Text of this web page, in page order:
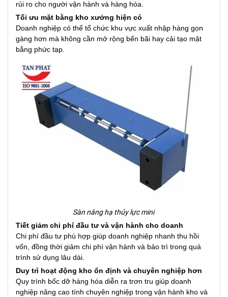
rủi ro cho người vận hành và hàng hóa.
Tối ưu mặt bằng kho xưởng hiện có
Doanh nghiệp có thể tổ chức khu vực xuất nhập hàng gọn
gàng hơn mà không cần mở rộng bến bãi hay cải tạo mặt
bằng phức tạp.
Sàn nâng hạ thủy lực mini
Tiết giảm chi phí đầu tư và vận hành cho doanh
Chi phí đầu tư phù hợp giúp doanh nghiệp nhanh thu hồi
vốn, đồng thời giảm chi phí vận hành và bảo trì trong quá
trình sử dụng lâu dài.
Duy trì hoạt động kho ổn định và chuyên nghiệp hơn
Quy trình bốc dỡ hàng hóa diễn ra trơn tru giúp doanh
nghiệp nâng cao tính chuyên nghiệp trong vận hành kho và